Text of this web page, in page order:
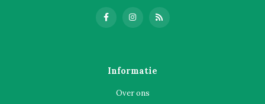
Informatie
Over ons